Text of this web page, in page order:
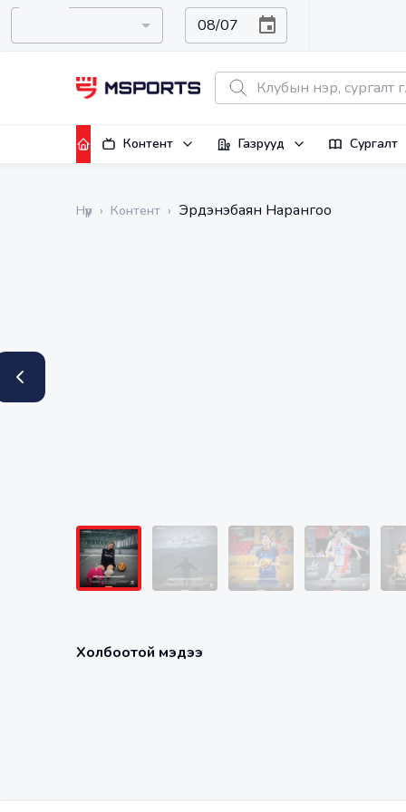
Контент Газрууд Сургалт
Нүүр › Контент › Эрдэнэбаян Нарангоо
Холбоотой мэдээ